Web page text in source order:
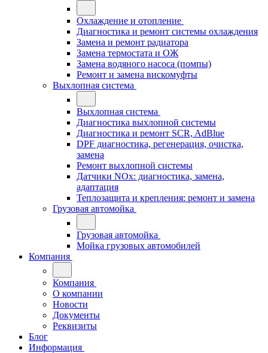
Охлаждение и отопление
Диагностика и ремонт системы охлаждения
Замена и ремонт радиатора
Замена термостата и ОЖ
Замена водяного насоса (помпы)
Ремонт и замена вискомуфты
Выхлопная система
Выхлопная система
Диагностика выхлопной системы
Диагностика и ремонт SCR, AdBlue
DPF диагностика, регенерация, очистка,
замена
Ремонт выхлопной системы
Датчики NOx: диагностика, замена,
адаптация
Теплозащита и крепления: ремонт и замена
Грузовая автомойка
Грузовая автомойка
Мойка грузовых автомобилей
Компания
Компания
О компании
Новости
Документы
Реквизиты
Блог
Информация